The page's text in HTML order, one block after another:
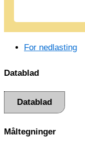
For nedlasting
Datablad
Datablad
Måltegninger